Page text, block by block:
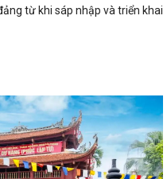
từ khi sáp nhập và triển khai
chí nguyên là lãnh đạo chủ
ĐẠI HỘI CHI BỘ LẦN THỨ I,